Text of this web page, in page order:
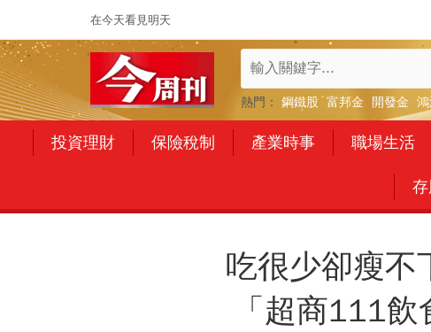
在今天看見明天
熱門： 鋼鐵股 富邦金 開發金
投資理財 保險稅制 產業時事 職場生活
吃很少卻瘦不
「超商111